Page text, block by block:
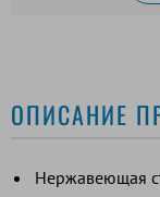
ОПИСАНИЕ
Нержавеющая